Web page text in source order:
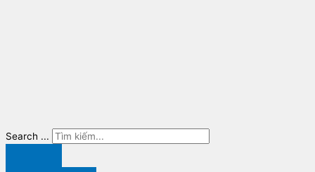
Search ...